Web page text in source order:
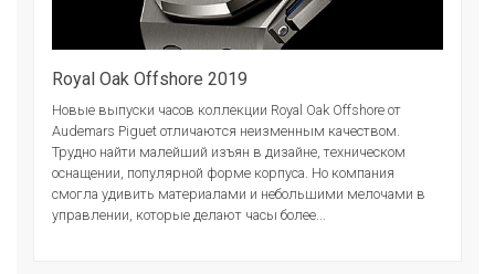
Royal Oak Offshore 2019
Новые выпуски часов коллекции Royal Oak Offshore от
Audemars Piguet отличаются неизменным качеством.
Трудно найти малейший изъян в дизайне, техническом
оснащении, популярной форме корпуса. Но компания
смогла удивить материалами и небольшими мелочами в
управлении, которые делают часы более...